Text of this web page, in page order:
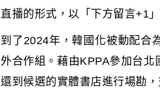
直播的形式，以「下方留言+1
到了2024年，韓國化被動配合
外合作組。藉由KPPA參加台北
還到候選的實體書店進行場勘